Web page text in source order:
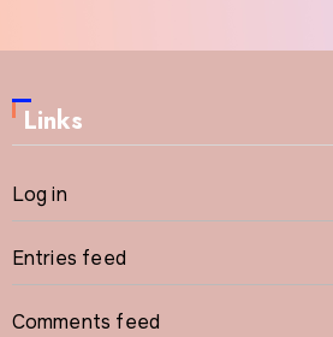
Links
Log in
Entries feed
Comments feed